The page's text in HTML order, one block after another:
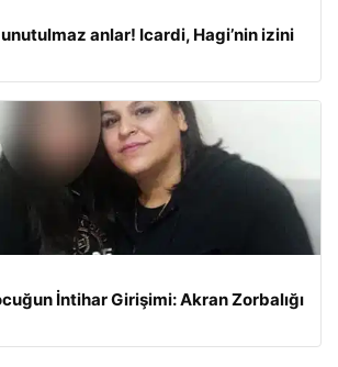
anlar! Icardi, Hagi’nin izini
İntihar Girişimi: Akran Zorbalığı